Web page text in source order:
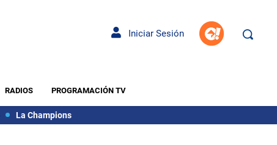
Iniciar Sesión
RADIOS PROGRAMACIÓN TV
La Champions